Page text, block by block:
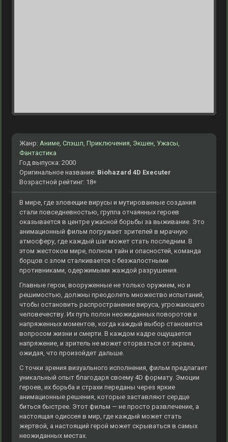
Жанр: Аниме, Спэшл, Приключения, Экшен, Ужасы,
Фантастика
Год выпуска: 2000
Оригинальное название: Biohazard 4D Executer
Возрастной рейтинг: 18+
В мире, где зловещие вирусы и мутированные создания
стали повседневностью, группа отчаянных героев
оказывается в центре ужасной борьбы за выживание. Это
анимационный фильм погружает зрителей в мрачную
атмосферу, где каждый шаг может стать последним. В
этом жестоком мире, полном тайн и опасностей, команда
борцов с злом сталкивается с безжалостными
противниками, одержимыми жаждой разрушения.
Главные герои, вооруженные не только оружием, но и
решимостью, должны преодолеть множество испытаний,
чтобы остановить распространение вируса, угрожающего
человечеству. Их путь полон неожиданных поворотов и
напряженных моментов, когда каждый выбор становится
вопросом жизни и смерти. В каждом кадре ощущается
напряжение, и зритель не может оторваться от экрана,
ожидая, что произойдет дальше.
С точки зрения визуального исполнения, фильм предлагает
уникальный опыт благодаря своему 4D формату. Эмоции
героев, их борьба и страхи переданы через яркие
анимационные решения, которые заставляют сердце
биться быстрее. Этот фильм — не просто развлечение, а
настоящая одиссея в мир, где каждый может стать
жертвой, а настоящий герой может скрываться в самых
неожиданных местах.